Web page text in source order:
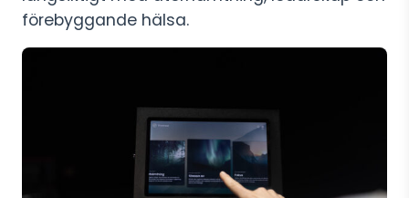
förebyggande hälsa.